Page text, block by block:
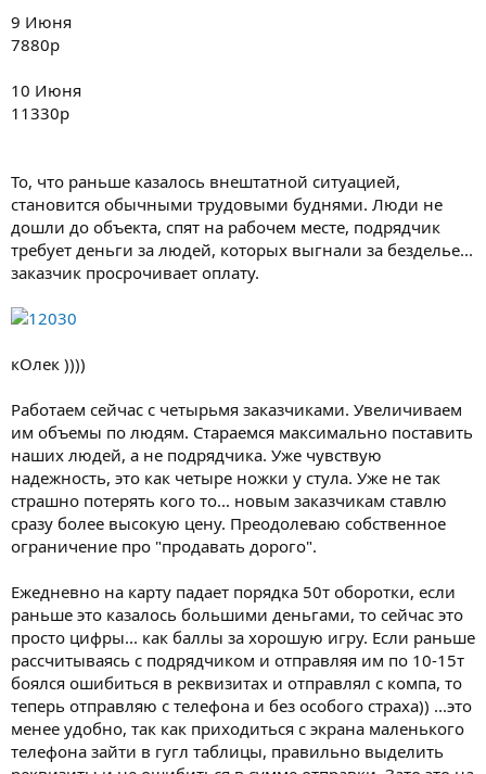
9 Июня
7880р
10 Июня
11330р
То, что раньше казалось внештатной ситуацией,
становится обычными трудовыми буднями. Люди не
дошли до объекта, спят на рабочем месте, подрядчик
требует деньги за людей, которых выгнали за безделье...
заказчик просрочивает оплату.
кОлек ))))
Работаем сейчас с четырьмя заказчиками. Увеличиваем
им объемы по людям. Стараемся максимально поставить
наших людей, а не подрядчика. Уже чувствую
надежность, это как четыре ножки у стула. Уже не так
страшно потерять кого то... новым заказчикам ставлю
сразу более высокую цену. Преодолеваю собственное
ограничение про "продавать дорого".
Ежедневно на карту падает порядка 50т оборотки, если
раньше это казалось большими деньгами, то сейчас это
просто цифры... как баллы за хорошую игру. Если раньше
рассчитываясь с подрядчиком и отправляя им по 10-15т
боялся ошибиться в реквизитах и отправлял с компа, то
теперь отправляю с телефона и без особого страха)) ...это
менее удобно, так как приходиться с экрана маленького
телефона зайти в гугл таблицы, правильно выделить